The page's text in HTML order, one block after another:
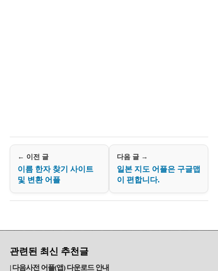
← 이전 글
이름 한자 찾기 사이트
및 변환 어플
다음 글 →
일본 지도 어플은 구글맵
이 편합니다.
관련된 최신 추천글
다음사전 어플(앱) 다운로드 안내